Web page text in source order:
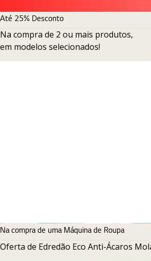
Até 25% Desconto
Na compra de 2 ou mais produtos,
em modelos selecionados!
Na compra de uma Máquina de Roupa
Oferta de Edredão Eco Anti-Ácaros